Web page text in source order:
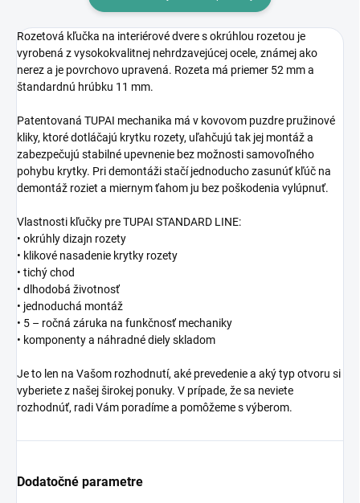
Rozetová kľučka na interiérové dvere s okrúhlou rozetou je
vyrobená z vysokokvalitnej nehrdzavejúcej ocele, známej ako
nerez a je povrchovo upravená. Rozeta má priemer 52 mm a
štandardnú hrúbku 11 mm.
Patentovaná TUPAI mechanika má v kovovom puzdre pružinové
kliky, ktoré dotláčajú krytku rozety, uľahčujú tak jej montáž a
zabezpečujú stabilné upevnenie bez možnosti samovoľného
pohybu krytky. Pri demontáži stačí jednoducho zasunúť kľúč na
demontáž roziet a miernym ťahom ju bez poškodenia vylúpnuť.
Vlastnosti kľučky pre TUPAI STANDARD LINE:
• okrúhly dizajn rozety
• klikové nasadenie krytky rozety
• tichý chod
• dlhodobá životnosť
• jednoduchá montáž
• 5 – ročná záruka na funkčnosť mechaniky
• komponenty a náhradné diely skladom
Je to len na Vašom rozhodnutí, aké prevedenie a aký typ otvoru si
vyberiete z našej širokej ponuky. V prípade, že sa neviete
rozhodnúť, radi Vám poradíme a pomôžeme s výberom.
Dodatočné parametre